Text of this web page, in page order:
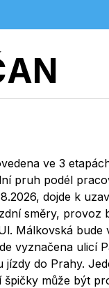
ve 3
pruh podél
dojde k
směry, provoz
Málkovská bude
vyznačena ulicí
jízdy do Prahy.
může být